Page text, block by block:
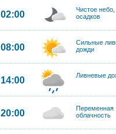
02:00
Чистое небо,
осадков
08:00
Сильные
дожди
14:00 Ливневые
20:00
Переменная
облачность